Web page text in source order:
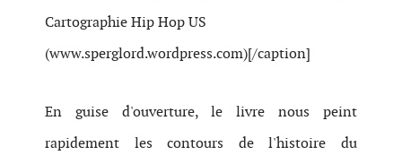
Cartographie Hip Hop US
(www.sperglord.wordpress.com)[/caption]
En guise d'ouverture, le livre nous peint
rapidement les contours de l'histoire du